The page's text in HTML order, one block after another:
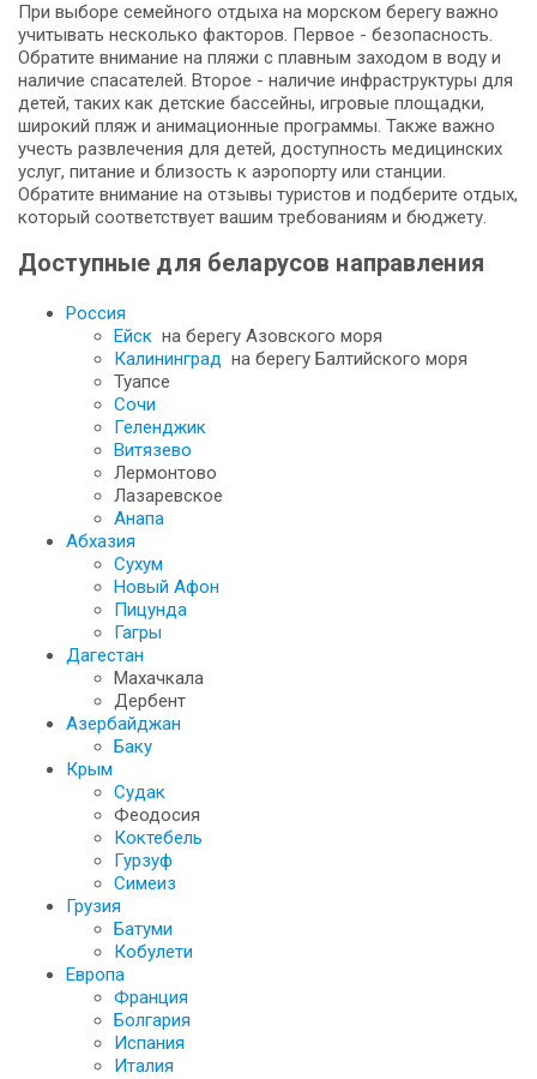
При выборе семейного отдыха на морском берегу важно
учитывать несколько факторов. Первое - безопасность.
Обратите внимание на пляжи с плавным заходом в воду и
наличие спасателей. Второе - наличие инфраструктуры для
детей, таких как детские бассейны, игровые площадки,
широкий пляж и анимационные программы. Также важно
учесть развлечения для детей, доступность медицинских
услуг, питание и близость к аэропорту или станции.
Обратите внимание на отзывы туристов и подберите отдых,
который соответствует вашим требованиям и бюджету.
Доступные для беларусов направления
Россия
Ейск на берегу Азовского моря
Калининград на берегу Балтийского моря
Туапсе
Сочи
Геленджик
Витязево
Лермонтово
Лазаревское
Анапа
Абхазия
Сухум
Новый Афон
Пицунда
Гагры
Дагестан
Махачкала
Дербент
Азербайджан
Баку
Крым
Судак
Феодосия
Коктебель
Гурзуф
Симеиз
Грузия
Батуми
Кобулети
Европа
Франция
Болгария
Испания
Италия